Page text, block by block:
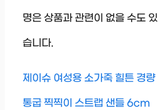
명은 상품과 관련이 없을 수도 있
습니다.
제이슈 여성용 소가죽 힐튼 경량
통굽 찍찍이 스트랩 샌들 6cm